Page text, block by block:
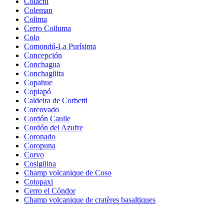
Coleman
Colima
Cerro Colluma
Colo
Comondú-La Purísima
Concepción
Conchagua
Conchagüita
Copahue
Copiapó
Caldeira de Corbetti
Corcovado
Cordón Caulle
Cordón del Azufre
Coronado
Coropuna
Corvo
Cosigüina
Champ volcanique de Coso
Cotopaxi
Cerro el Cóndor
Champ volcanique de cratères basaltiques